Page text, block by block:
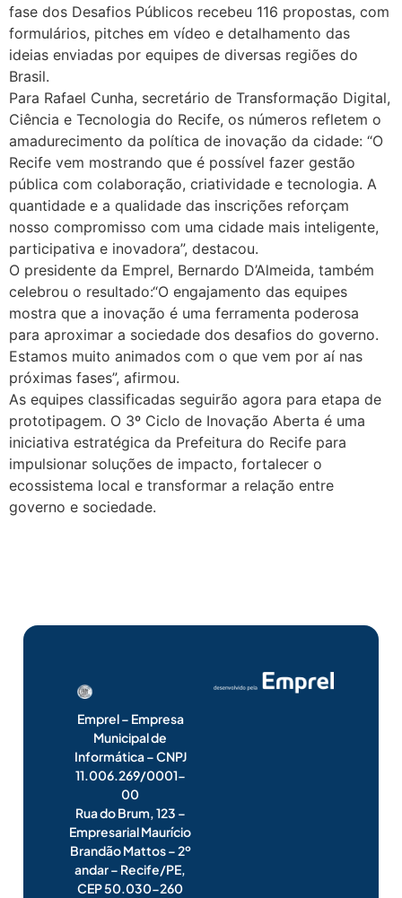
fase dos Desafios Públicos recebeu 116 propostas, com
formulários, pitches em vídeo e detalhamento das
ideias enviadas por equipes de diversas regiões do
Brasil.
Para Rafael Cunha, secretário de Transformação Digital,
Ciência e Tecnologia do Recife, os números refletem o
amadurecimento da política de inovação da cidade: “O
Recife vem mostrando que é possível fazer gestão
pública com colaboração, criatividade e tecnologia. A
quantidade e a qualidade das inscrições reforçam
nosso compromisso com uma cidade mais inteligente,
participativa e inovadora”, destacou.
O presidente da Emprel, Bernardo D’Almeida, também
celebrou o resultado:“O engajamento das equipes
mostra que a inovação é uma ferramenta poderosa
para aproximar a sociedade dos desafios do governo.
Estamos muito animados com o que vem por aí nas
próximas fases”, afirmou.
As equipes classificadas seguirão agora para etapa de
prototipagem. O 3º Ciclo de Inovação Aberta é uma
iniciativa estratégica da Prefeitura do Recife para
impulsionar soluções de impacto, fortalecer o
ecossistema local e transformar a relação entre
governo e sociedade.
Emprel – Empresa
Municipal de
Informática – CNPJ
11.006.269/0001-
00
Rua do Brum, 123 –
Empresarial Maurício
Brandão Mattos – 2º
andar – Recife/PE,
CEP 50.030-260